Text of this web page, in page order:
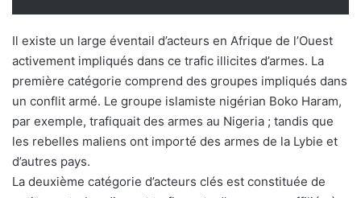
Il existe un large éventail d’acteurs en Afrique de l’Ouest
activement impliqués dans ce trafic illicites d’armes. La
première catégorie comprend des groupes impliqués dans
un conflit armé. Le groupe islamiste nigérian Boko Haram,
par exemple, trafiquait des armes au Nigeria ; tandis que
les rebelles maliens ont importé des armes de la Lybie et
d’autres pays.
La deuxième catégorie d’acteurs clés est constituée de